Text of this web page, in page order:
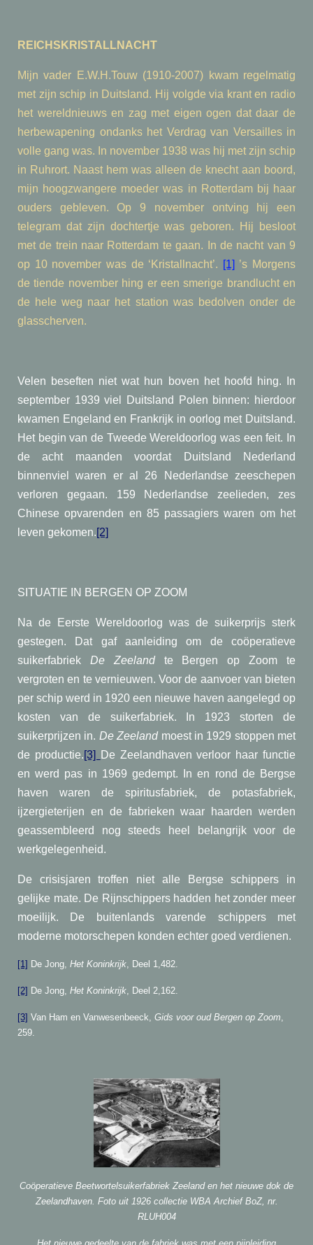
REICHSKRISTALLNACHT
Mijn vader E.W.H.Touw (1910-2007) kwam regelmatig
met zijn schip in Duitsland. Hij volgde via krant en radio
het wereldnieuws en zag met eigen ogen dat daar de
herbewapening ondanks het Verdrag van Versailles in
volle gang was. In november 1938 was hij met zijn schip
in Ruhrort. Naast hem was alleen de knecht aan boord,
mijn hoogzwangere moeder was in Rotterdam bij haar
ouders gebleven. Op 9 november ontving hij een
telegram dat zijn dochtertje was geboren. Hij besloot
met de trein naar Rotterdam te gaan. In de nacht van 9
op 10 november was de ‘Kristallnacht’. [1] ’s Morgens
de tiende november hing er een smerige brandlucht en
de hele weg naar het station was bedolven onder de
glasscherven.
Velen beseften niet wat hun boven het hoofd hing. In
september 1939 viel Duitsland Polen binnen: hierdoor
kwamen Engeland en Frankrijk in oorlog met Duitsland.
Het begin van de Tweede Wereldoorlog was een feit. In
de acht maanden voordat Duitsland Nederland
binnenviel waren er al 26 Nederlandse zeeschepen
verloren gegaan. 159 Nederlandse zeelieden, zes
Chinese opvarenden en 85 passagiers waren om het
leven gekomen.[2]
SITUATIE IN BERGEN OP ZOOM
Na de Eerste Wereldoorlog was de suikerprijs sterk
gestegen. Dat gaf aanleiding om de coöperatieve
suikerfabriek De Zeeland te Bergen op Zoom te
vergroten en te vernieuwen. Voor de aanvoer van bieten
per schip werd in 1920 een nieuwe haven aangelegd op
kosten van de suikerfabriek. In 1923 storten de
suikerprijzen in. De Zeeland moest in 1929 stoppen met
de productie.[3]
De Zeelandhaven verloor haar functie
en werd pas in 1969 gedempt. In en rond de Bergse
haven waren de spiritusfabriek, de potasfabriek,
ijzergieterijen en de fabrieken waar haarden werden
geassembleerd nog steeds heel belangrijk voor de
werkgelegenheid.
De crisisjaren troffen niet alle Bergse schippers in
gelijke mate. De Rijnschippers hadden het zonder meer
moeilijk. De buitenlands varende schippers met
moderne motorschepen konden echter goed verdienen.
[1] De Jong, Het Koninkrijk, Deel 1,482.
[2] De Jong, Het Koninkrijk, Deel 2,162.
[3] Van Ham en Vanwesenbeeck, Gids voor oud Bergen op Zoom,
259.
Coöperatieve Beetwortelsuikerfabriek Zeeland en het nieuwe dok de
Zeelandhaven. Foto uit 1926 collectie WBA Archief BoZ, nr.
RLUH004